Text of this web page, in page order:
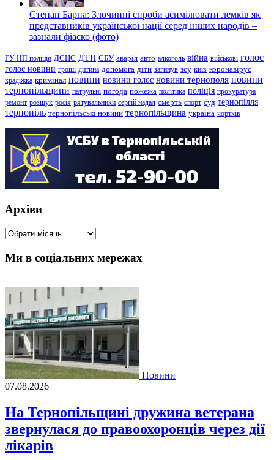
Степан Барна: Злочинні спроби асимілювати лемків як
представників української нації серед інших народів –
зазнали фіаско (фото)
ГУ НП поліція ДСНС ДТП СБУ аварія авто алкоголь війна військові голос
голос новини гроші дитина допомога діти загинув зсу київ коронавірус
крадіжка кримінал новини новини голос новини тернополя новини
тернопільщини патрульні погода пожежа політика поліція прокуратура
ремонт розшук росія рятувальники сергій надал смерть спорт суд тернопілля
тернопіль тернопільські новини тернопільщина україна чортків
Архіви
Архіви
Ми в соціальних мережах
Новини
07.08.2026
На Тернопільщині дружина ветерана
звернулася до правоохоронців через дії
лікарів